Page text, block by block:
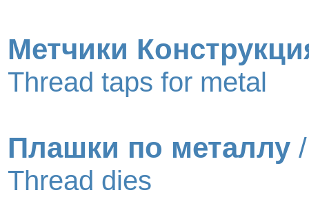
Метчики
Thread taps for metal
Плашки по металлу /
Thread dies